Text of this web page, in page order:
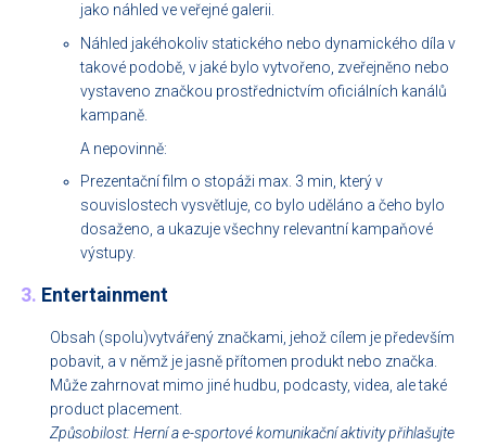
jako náhled ve veřejné galerii.
Náhled jakéhokoliv statického nebo dynamického díla v
takové podobě, v jaké bylo vytvořeno, zveřejněno nebo
vystaveno značkou prostřednictvím oficiálních kanálů
kampaně.
A nepovinně:
Prezentační film o stopáži max. 3 min, který v
souvislostech vysvětluje, co bylo uděláno a čeho bylo
dosaženo, a ukazuje všechny relevantní kampaňové
výstupy.
3. Entertainment
Obsah (spolu)vytvářený značkami, jehož cílem je především
pobavit, a v němž je jasně přítomen produkt nebo značka.
Může zahrnovat mimo jiné hudbu, podcasty, videa, ale také
product placement.
Způsobilost: Herní a e-sportové komunikační aktivity přihlašujte